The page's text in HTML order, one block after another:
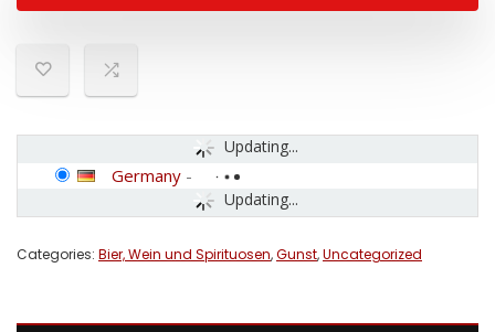
Updating...
Updating...
Germany -
Categories: Bier, Wein und Spirituosen,Gunst,Uncategorized